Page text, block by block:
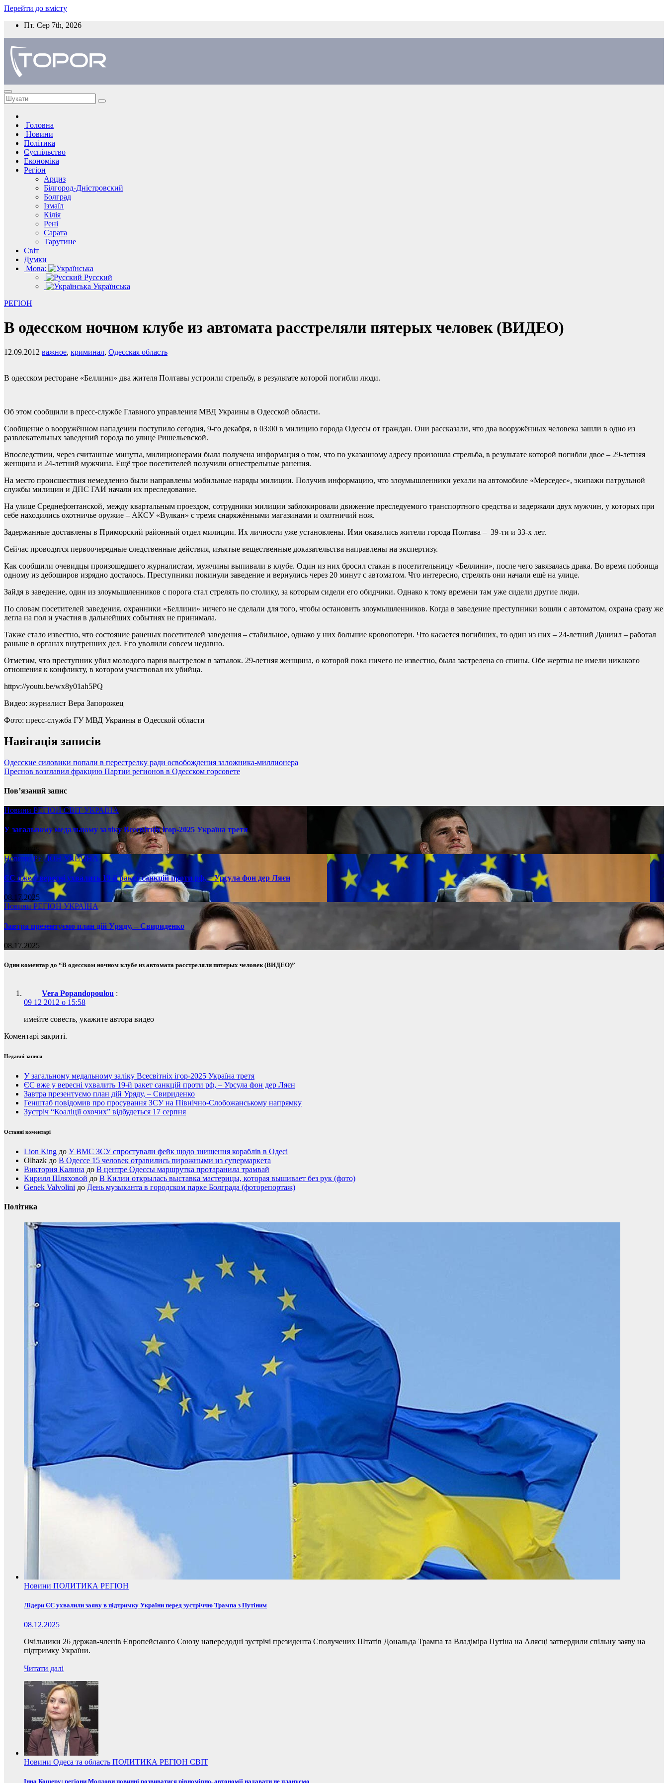
Перейти до вмісту
Пт. Сер 7th, 2026
Головна
Новини
Політика
Суспільство
Економіка
Регіон
Арциз
Білгород-Дністровский
Болград
Ізмаїл
Кілія
Рені
Сарата
Тарутине
Світ
Думки
Мова:
Русский
Українська
РЕГІОН
В одесском ночном клубе из автомата расстреляли пятерых человек (ВИДЕО)
12.09.2012 важное, криминал, Одесская область
В одесском ресторане «Беллини» два жителя Полтавы устроили стрельбу, в результате которой погибли люди.
Об этом сообщили в пресс-службе Главного управления МВД Украины в Одесской области.
Сообщение о вооружённом нападении поступило сегодня, 9-го декабря, в 03:00 в милицию города Одессы от граждан. Они рассказали, что два вооружённых человека зашли в одно из
развлекательных заведений города по улице Ришельевской.
Впоследствии, через считанные минуты, милиционерами была получена информация о том, что по указанному адресу произошла стрельба, в результате которой погибли двое – 29-летняя
женщина и 24-летний мужчина. Ещё трое посетителей получили огнестрельные ранения.
На место происшествия немедленно были направлены мобильные наряды милиции. Получив информацию, что злоумышленники уехали на автомобиле «Мерседес», экипажи патрульной
службы милиции и ДПС ГАИ начали их преследование.
На улице Среднефонтанской, между квартальным проездом, сотрудники милиции заблокировали движение преследуемого транспортного средства и задержали двух мужчин, у которых при
себе находились охотничье оружие – АКСУ «Вулкан» с тремя снаряжёнными магазинами и охотничий нож.
Задержанные доставлены в Приморский районный отдел милиции. Их личности уже установлены. Ими оказались жители города Полтава – 39-ти и 33-х лет.
Сейчас проводятся первоочередные следственные действия, изъятые вещественные доказательства направлены на экспертизу.
Как сообщили очевидцы произошедшего журналистам, мужчины выпивали в клубе. Один из них бросил стакан в посетительницу «Беллини», после чего завязалась драка. Во время побоища
одному из дебоширов изрядно досталось. Преступники покинули заведение и вернулись через 20 минут с автоматом. Что интересно, стрелять они начали ещё на улице.
Зайдя в заведение, один из злоумышленников с порога стал стрелять по столику, за которым сидели его обидчики. Однако к тому времени там уже сидели другие люди.
По словам посетителей заведения, охранники «Беллини» ничего не сделали для того, чтобы остановить злоумышленников. Когда в заведение преступники вошли с автоматом, охрана сразу же
легла на пол и участия в дальнейших событиях не принимала.
Также стало известно, что состояние раненых посетителей заведения – стабильное, однако у них большие кровопотери. Что касается погибших, то один из них – 24-летний Даниил – работал
раньше в органах внутренних дел. Его уволили совсем недавно.
Отметим, что преступник убил молодого парня выстрелом в затылок. 29-летняя женщина, о которой пока ничего не известно, была застрелена со спины. Обе жертвы не имели никакого
отношения к конфликту, в котором участвовал их убийца.
httpv://youtu.be/wx8y01ah5PQ
Видео: журналист Вера Запорожец
Фото: пресс-служба ГУ МВД Украины в Одесской области
Навігація записів
Одесские силовики попали в перестрелку ради освобождения заложника-миллионера
Преснов возглавил фракцию Партии регионов в Одесском горсовете
Пов’язаний запис
Новини РЕГІОНСВІТ УКРАЇНА
У загальному медальному заліку Всесвітніх ігор-2025 Україна третя
08.17.2025
НовиниРЕГІОН УКРАЇНА
ЄС вже у вересні ухвалить 19-й ракет санкцій проти рф, – Урсула фон дер Ляєн
08.17.2025
Новини РЕГІОН УКРАЇНА
Завтра презентуємо план дій Уряду, – Свириденко
08.17.2025
Один коментар до “В одесском ночном клубе из автомата расстреляли пятерых человек (ВИДЕО)”
Vera Popandopoulou :
09 12 2012 о 15:58
имейте совесть, укажите автора видео
Коментарі закриті.
Недавні записи
У загальному медальному заліку Всесвітніх ігор-2025 Україна третя
ЄС вже у вересні ухвалить 19-й ракет санкцій проти рф, – Урсула фон дер Ляєн
Завтра презентуємо план дій Уряду, – Свириденко
Генштаб повідомив про просування ЗСУ на Північно-Слобожанському напрямку
Зустріч “Коаліції охочих” відбудеться 17 серпня
Останні коментарі
Lion King до У ВМС ЗСУ спростували фейк щодо знищення кораблів в Одесі
Olhazk до В Одессе 15 человек отравились пирожными из супермаркета
Виктория Калина до В центре Одессы маршрутка протаранила трамвай
Кирилл Шляховой до В Килии открылась выставка мастерицы, которая вышивает без рук (фото)
Genek Valvolini до День музыканта в городском парке Болграда (фоторепортаж)
Політика
Новини ПОЛИТИКА РЕГІОН
Лідери ЄС ухвалили заяву в підтримку України перед зустріччю Трампа з Путіним
08.12.2025
Очільники 26 держав-членів Європейського Союзу напередодні зустрічі президента Сполучених Штатів Дональда Трампа та Владіміра Путіна на Алясці затвердили спільну заяву на
підтримку України.
Читати далі
Новини Одеса та область ПОЛИТИКА РЕГІОН СВІТ
Інна Кошеру: регіони Молдови повинні розвиватися рівномірно, автономії надавати не плануємо